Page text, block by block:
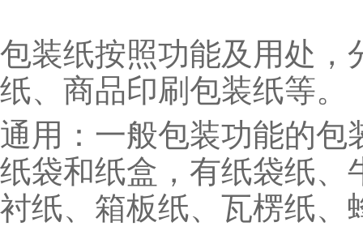
包装纸按照功能及用处，
纸、商品印刷包装纸等。
通用：一般包装功能的包
纸袋和纸盒，有纸袋纸、
衬纸、箱板纸、瓦楞纸、